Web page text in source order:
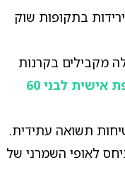
בתקופות שוק
מסלולי לבני 60 ומעלה מקבילים בקרנות
מסלול מגדל מקפת אישית לבני 60
תשואה עתידית.
לאופי השמרני של